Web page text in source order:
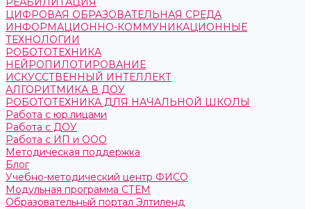
ЦИФРОВАЯ ОБРАЗОВАТЕЛЬНАЯ СРЕДА
ИНФОРМАЦИОННО-КОММУНИКАЦИОННЫЕ
ТЕХНОЛОГИИ
РОБОТОТЕХНИКА
НЕЙРОПИЛОТИРОВАНИЕ
ИСКУССТВЕННЫЙ ИНТЕЛЛЕКТ
АЛГОРИТМИКА В ДОУ
РОБОТОТЕХНИКА ДЛЯ НАЧАЛЬНОЙ ШКОЛЫ
Работа с юр.лицами
Работа с ДОУ
Работа с ИП и ООО
Методическая поддержка
Блог
Учебно-методический центр ФИСО
Модульная программа СТЕМ
Образовательный портал Элтиленд